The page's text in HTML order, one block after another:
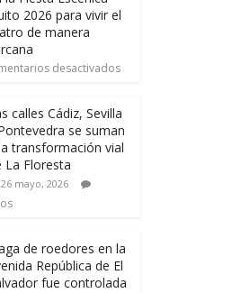
2026 para vivir el
de manera
desactivados
calles Cádiz, Sevilla
se suman
transformación vial
La Floresta
26 mayo, 2026
de roedores en la
República de El
fue controlada